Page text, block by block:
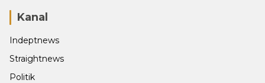
Kanal
Indeptnews
Straightnews
Politik